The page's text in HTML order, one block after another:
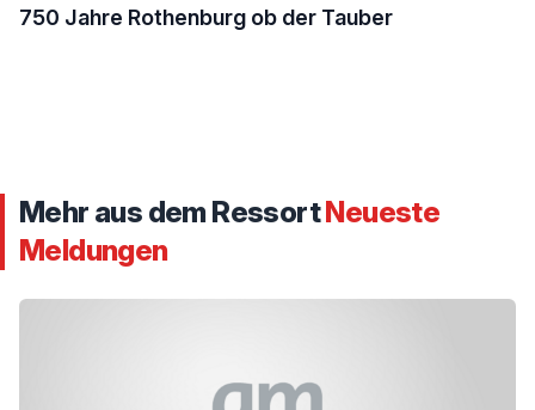
750 Jahre Rothenburg ob der Tauber
Mehr aus dem RessortNeueste
Meldungen